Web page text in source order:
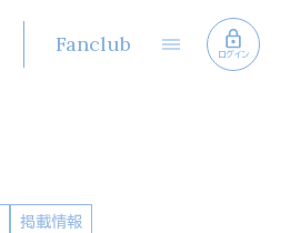
Fanclub ログイン
掲載情報